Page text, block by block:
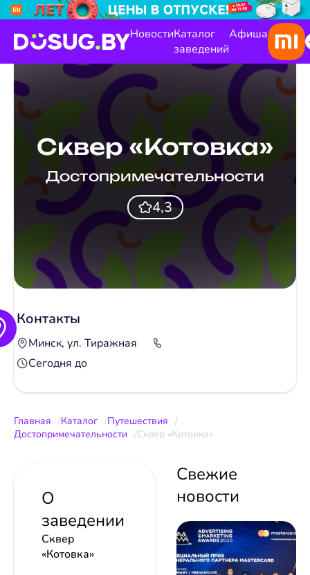
НовостиКаталог
заведений
Афиша
Сквер «Котовка»
Достопримечательности
4,3
Контакты
Минск, ул. Тиражная
Сегодня до
Главная Каталог
Путешествия
Достопримечательности
Сквер «Котовка»
О
заведении
Сквер
«Котовка»
Свежие
новости